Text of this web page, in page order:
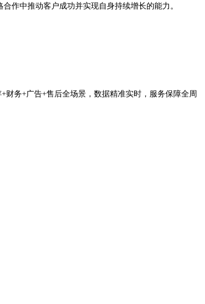
配送合作伙伴团队）颁发的全球唯一奖项
行业全球领导者，在与亚马逊战略合作中